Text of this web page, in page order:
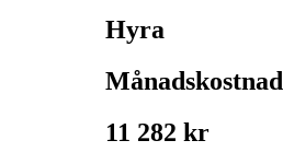
Hyra
Månadskostnad
11 282 kr